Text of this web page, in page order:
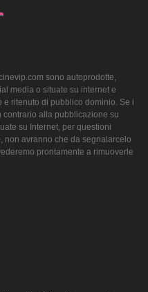
sono autoprodotte,
media o situate su internet e
ritenuto di pubblico dominio. Se i
alla pubblicazione su
su Internet, per questioni
non avranno che da segnalarcelo
prontamente a rimuoverle